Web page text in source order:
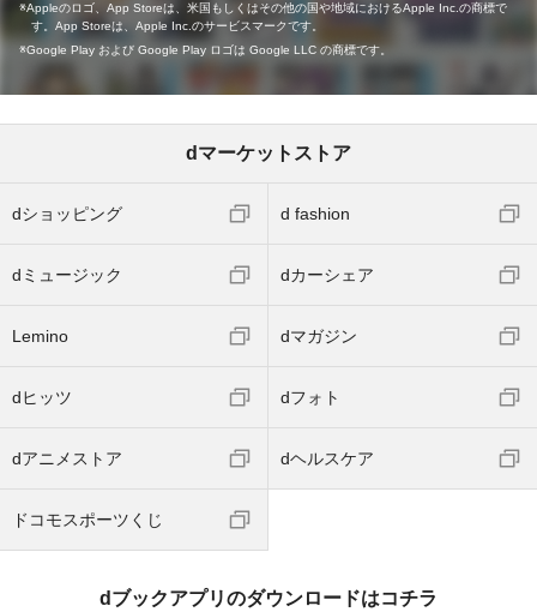
Appleのロゴ、App Storeは、米国もしくはその他の国や地域におけるApple Inc.の商標で
す。App Storeは、Apple Inc.のサービスマークです。
Google Play および Google Play ロゴは Google LLC の商標です。
dマーケットストア
dショッピング d fashion
dミュージック dカーシェア
Lemino dマガジン
dヒッツ dフォト
dアニメストア dヘルスケア
ドコモスポーツくじ
dブックアプリのダウンロードはコチラ